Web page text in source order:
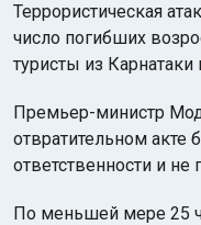
Террористическая
число погибших
туристы из
Премьер-министр
отвратительном акте
ответственности и не
По меньшей мере 25